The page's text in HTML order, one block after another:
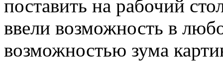
поставить на рабочий
ввели возможность в
возможностью зума